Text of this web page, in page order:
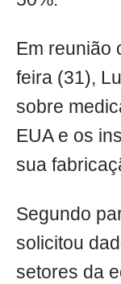
Em reunião
feira (31),
sobre
EUA e os
sua
Segundo
solicitou
setores da